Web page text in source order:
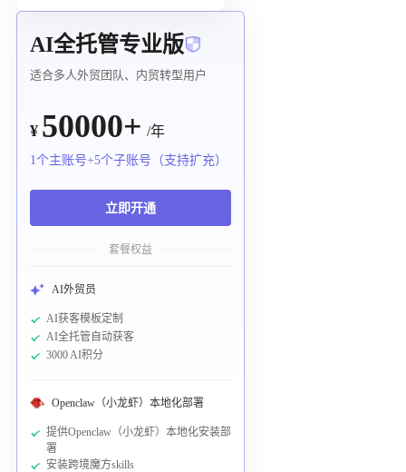
AI全托管专业版
适合多人外贸团队、内贸转型用户
¥ 50000+ /年
1个主账号+5个子账号（支持扩充）
立即开通
套餐权益
AI外贸员
AI获客模板定制
AI全托管自动获客
3000 AI积分
Openclaw（小龙虾）本地化部署
提供Openclaw（小龙虾）本地化安装部
署
安装跨境魔方skills